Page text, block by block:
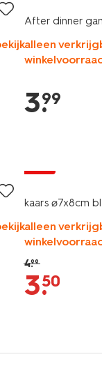
After dinner
alleen
3.
99
kaars ⌀7x8cm
alleen
4.99
3.
50